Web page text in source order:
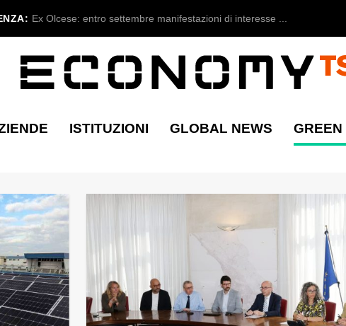
Ex Olcese: entro settembre manifestazioni di interesse ...
ISTITUZIONI GLOBAL NEWS GREEN